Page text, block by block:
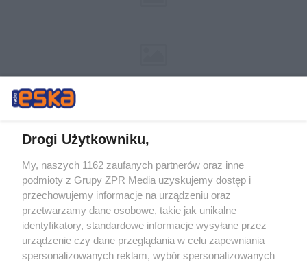
Żaden utwór zamieszczony w serwisie nie może być powielany i
rozpowszechniany lub dalej rozpowszechniany w jakikolwiek sposób (w
tym także elektroniczny lub mechaniczny) na jakimkolwiek polu
eksploatacji w jakiejkolwiek formie, włącznie z umieszczaniem w
Internecie bez pisemnej zgody właściciela praw. Jakiekolwiek użycie lub
wykorzystanie utworów w całości lub w części z naruszeniem prawa,
tzn. bez właściwej zgody, jest zabronione pod groźbą kary i może być
ścigane prawnie.
Drogi Użytkowniku,
My, naszych 1162 zaufanych partnerów oraz inne
podmioty z Grupy ZPR Media uzyskujemy dostęp i
przechowujemy informacje na urządzeniu oraz
przetwarzamy dane osobowe, takie jak unikalne
identyfikatory, standardowe informacje wysyłane przez
urządzenie czy dane przeglądania w celu zapewniania
spersonalizowanych reklam, wybór spersonalizowanych